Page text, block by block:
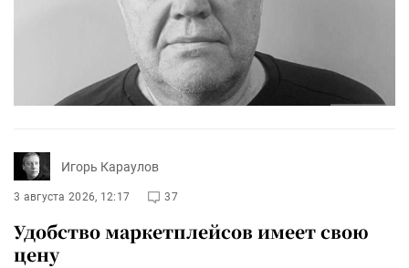
Игорь Караулов
3 августа 2026, 12:17 37
Удобство маркетплейсов имеет свою
цену